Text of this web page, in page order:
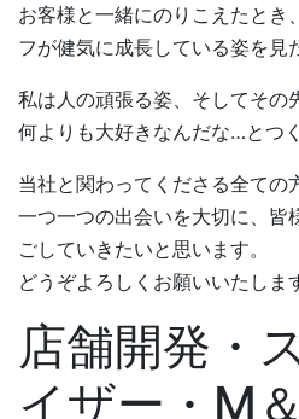
お客様と一緒にのりこえたとき、
フが健気に成長している姿を見
私は人の頑張る姿、そしてその
何よりも大好きなんだな…とつ
当社と関わってくださる全ての
一つ一つの出会いを大切に、皆
ごしていきたいと思います。
どうぞよろしくお願いいたしま
店舗開発・
イザー・M